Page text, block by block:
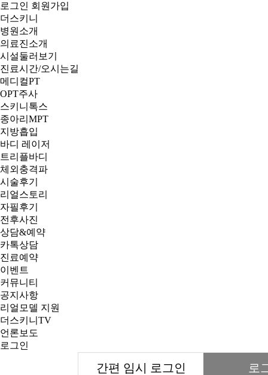
로그인 회원가입
더스키니
병원소개
의료진소개
시설둘러보기
진료시간/오시는길
메디컬PT
OPT주사
스키니톡스
종아리MPT
지방흡입
바디 레이저
트리플바디
체외충격파
시술후기
리얼스토리
자필후기
전후사진
상담&예약
카톡상담
진료예약
이벤트
커뮤니티
공지사항
리얼모델 지원
더스키니TV
언론보도
로그인
간편 임시 로그인 로